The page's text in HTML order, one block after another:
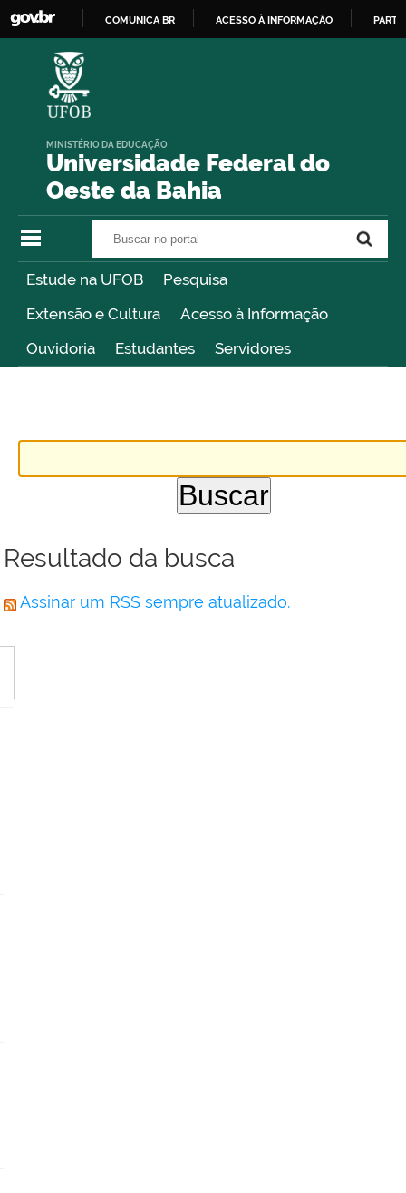
COMUNICA BR ACESSO À INFORMAÇÃO
Universidade Federal do
Oeste da Bahia
MINISTÉRIO DA EDUCAÇÃO
Estude na UFOB
Pesquisa
Extensão e Cultura
Acesso à Informação
Ouvidoria
Estudantes Servidores
Resultado da busca
Assinar um RSS sempre atualizado.